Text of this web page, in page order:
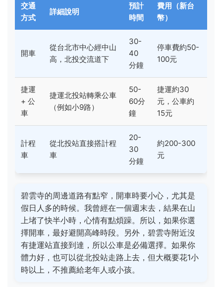
交通
方式
詳細說明
預計
時間
費用（新台
幣）
開車
從台北市中心經中山
高，北投交流道下
30-
40
分鐘
停車費約50-
100元
捷運
+ 公
車
捷運北投站轉乘公車
（例如小9路）
50-
60分
鐘
捷運約30
元，公車約
15元
計程
車
從北投站直接搭計程
車
20-
30
分鐘
約200-300
元
碧雲寺的周邊道路有點窄，開車時要小心，尤其是
假日人多的時候。我曾經在一個週末去，結果在山
上堵了快半小時，心情有點煩躁。所以，如果你選
擇開車，最好避開高峰時段。另外，碧雲寺附近沒
有捷運站直接到達，所以公車是必備選擇。如果你
體力好，也可以從北投站走路上去，但大概要花1小
時以上，不推薦給老年人或小孩。